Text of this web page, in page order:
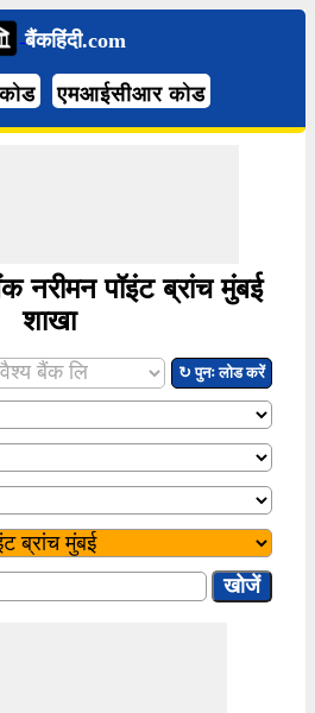
बैंकहिंदी.com
एमआईसीआर कोड
नरीमन पॉइंट ब्रांच मुंबई
शाखा
↻ पुनः लोड करें